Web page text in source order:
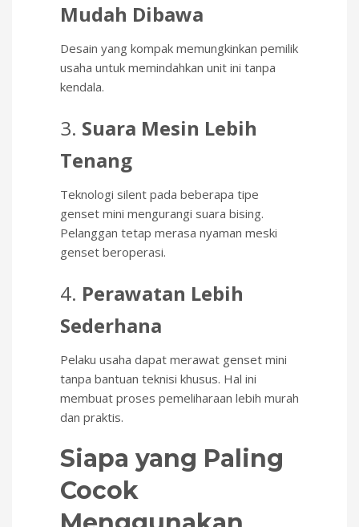
Mudah Dibawa
Desain yang kompak memungkinkan pemilik
usaha untuk memindahkan unit ini tanpa
kendala.
3. Suara Mesin Lebih
Tenang
Teknologi silent pada beberapa tipe
genset mini mengurangi suara bising.
Pelanggan tetap merasa nyaman meski
genset beroperasi.
4. Perawatan Lebih
Sederhana
Pelaku usaha dapat merawat genset mini
tanpa bantuan teknisi khusus. Hal ini
membuat proses pemeliharaan lebih murah
dan praktis.
Siapa yang Paling
Cocok